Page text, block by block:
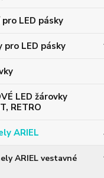
LED pásky
pro LED pásky
LED žárovky
RETRO
ARIEL
ARIEL vestavné